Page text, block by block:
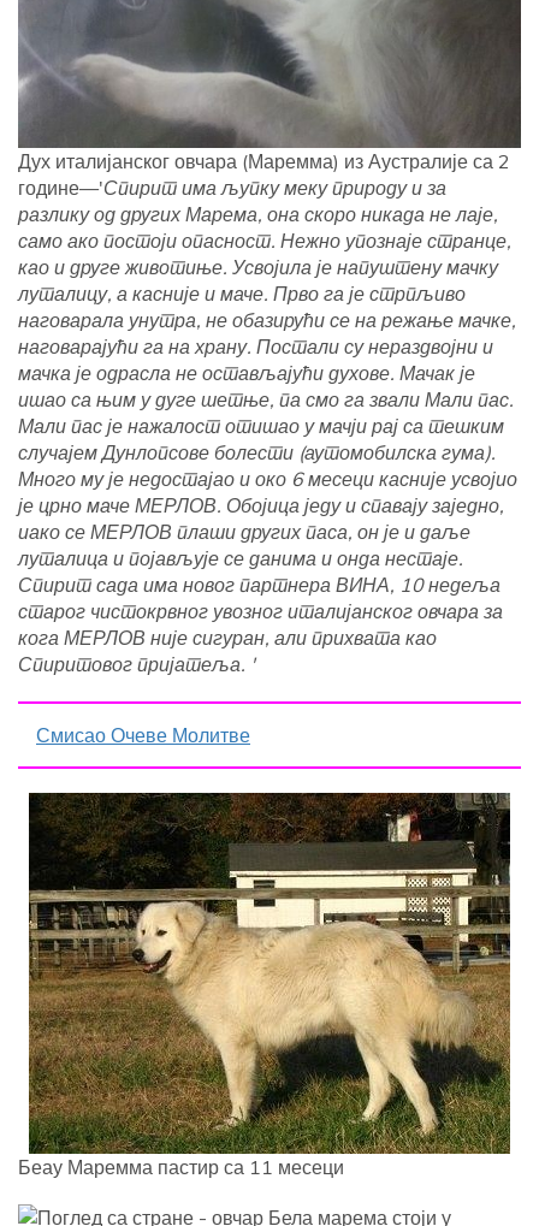
Дух италијанског овчара (Маремма) из Аустралије са 2
године—'Спирит има љупку меку природу и за
разлику од других Марема, она скоро никада не лаје,
само ако постоји опасност. Нежно упознаје странце,
као и друге животиње. Усвојила је напуштену мачку
луталицу, а касније и маче. Прво га је стрпљиво
наговарала унутра, не обазирући се на режање мачке,
наговарајући га на храну. Постали су нераздвојни и
мачка је одрасла не остављајући духове. Мачак је
ишао са њим у дуге шетње, па смо га звали Мали пас.
Мали пас је нажалост отишао у мачји рај са тешким
случајем Дунлопсове болести (аутомобилска гума).
Много му је недостајао и око 6 месеци касније усвојио
је црно маче МЕРЛОВ. Обојица једу и спавају заједно,
иако се МЕРЛОВ плаши других паса, он је и даље
луталица и појављује се данима и онда нестаје.
Спирит сада има новог партнера ВИНА, 10 недеља
старог чистокрвног увозног италијанског овчара за
кога МЕРЛОВ није сигуран, али прихвата као
Спиритовог пријатеља. '
Смисао Очеве Молитве
Беау Маремма пастир са 11 месеци